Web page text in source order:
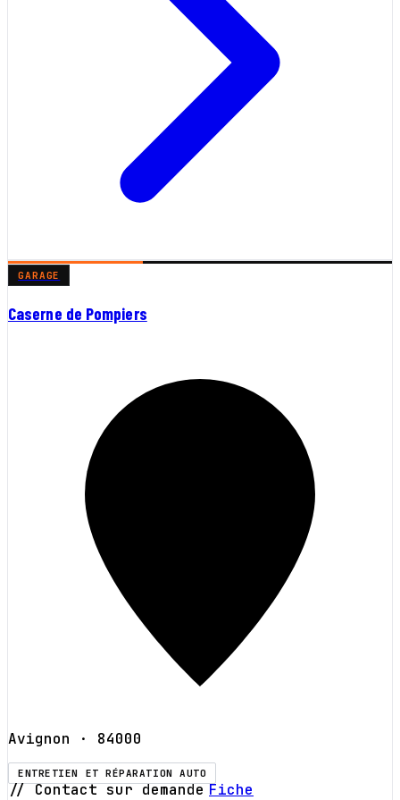
GARAGE
Caserne de Pompiers
Avignon · 84000
ENTRETIEN ET RÉPARATION AUTO
// Contact sur demande Fiche